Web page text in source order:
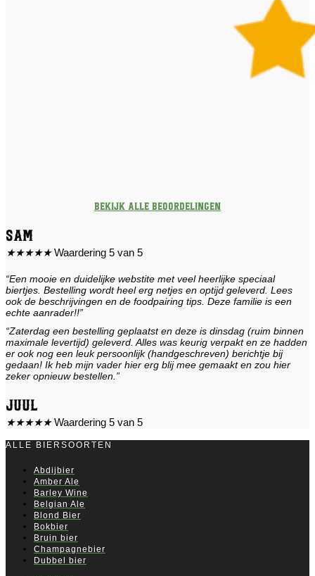
Bekijk alle beoordelingen
Sam
★★★★★ Waardering 5 van 5
“Een mooie en duidelijke webstite met veel heerlijke speciaal
biertjes. Bestelling wordt heel erg netjes en optijd geleverd. Lees
ook de beschrijvingen en de foodpairing tips. Deze familie is een
echte aanrader!!”
“Zaterdag een bestelling geplaatst en deze is dinsdag (ruim binnen
maximale levertijd) geleverd. Alles was keurig verpakt en ze hadden
er ook nog een leuk persoonlijk (handgeschreven) berichtje bij
gedaan! Ik heb mijn vader hier erg blij mee gemaakt en zou hier
zeker opnieuw bestellen.”
Juul
★★★★★ Waardering 5 van 5
ALLE BIERSOORTEN
Abdijbier
Amber Ale
Barley Wine
Belgian Ale
Blond Bier
Bokbier
Bruin bier
Champagnebier
Dubbel bier